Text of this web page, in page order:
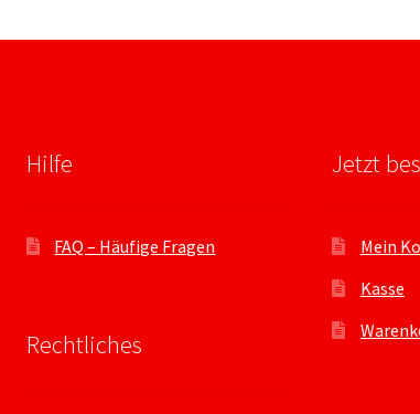
Hilfe
FAQ – Häufige Fragen
Rechtliches
Jetzt
Mein
Kasse